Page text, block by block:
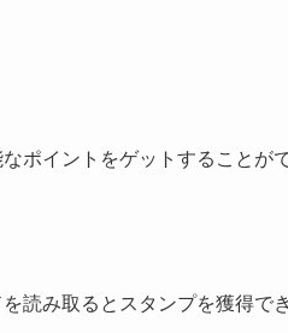
ポイントをゲットすることが
読み取るとスタンプを獲得で